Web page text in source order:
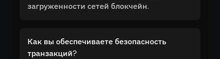
загруженности сетей блокчейн.
Как вы обеспечиваете безопасность
транзакций?